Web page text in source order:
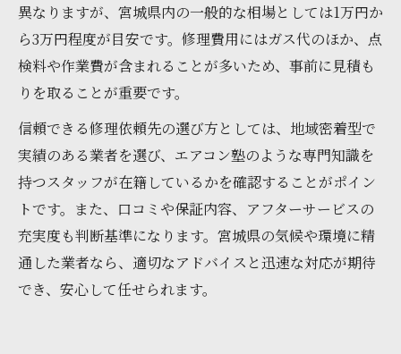
異なりますが、宮城県内の一般的な相場としては1万円か
ら3万円程度が目安です。修理費用にはガス代のほか、点
検料や作業費が含まれることが多いため、事前に見積も
りを取ることが重要です。
信頼できる修理依頼先の選び方としては、地域密着型で
実績のある業者を選び、エアコン塾のような専門知識を
持つスタッフが在籍しているかを確認することがポイン
トです。また、口コミや保証内容、アフターサービスの
充実度も判断基準になります。宮城県の気候や環境に精
通した業者なら、適切なアドバイスと迅速な対応が期待
でき、安心して任せられます。